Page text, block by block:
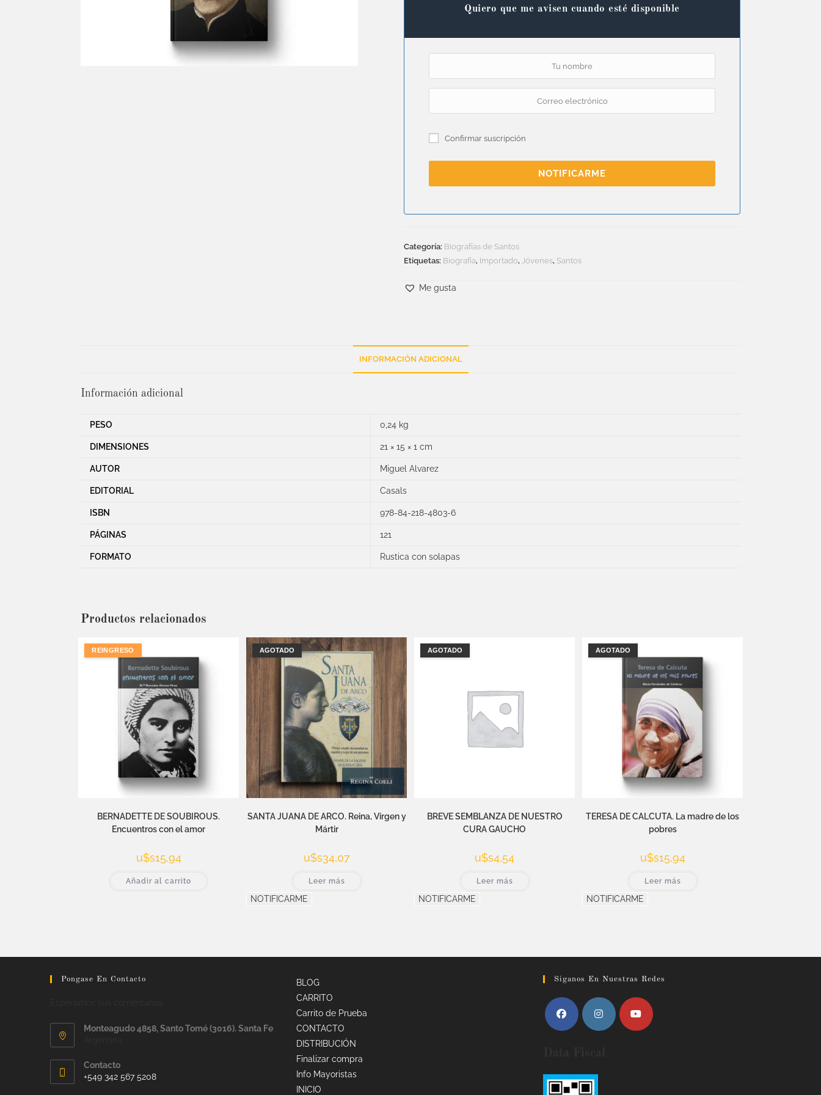
Quiero que me avisen cuando esté disponible
Confirmar suscripción
NOTIFICARME
Categoría: Biografías de Santos
Etiquetas: Biografía, Importado,Jóvenes,Santos
Me gusta
INFORMACIÓN ADICIONAL
Información adicional
PESO 0,24 kg
DIMENSIONES 21 × 15 × 1 cm
AUTOR Miguel Alvarez
EDITORIAL Casals
ISBN 978-84-218-4803-6
PÁGINAS 121
FORMATO Rustica con solapas
Productos relacionados
REINGRESO
BERNADETTE DE SOUBIROUS.
Encuentros con el amor
u$s15,94
Añadir al carrito
AGOTADO
SANTA JUANA DE ARCO. Reina, Virgen y
Mártir
u$s34,07
Leer más
NOTIFICARME
AGOTADO
BREVE SEMBLANZA DE NUESTRO
CURA GAUCHO
u$s4,54
Leer más
NOTIFICARME
AGOTADO
TERESA DE CALCUTA. La madre de los
pobres
u$s15,94
Leer más
NOTIFICARME
Pongase En Contacto
Monteagudo 4858, Santo Tomé (3016). Santa Fe
Contacto
+549 342 567 5208
BLOG
CARRITO
Carrito de Prueba
CONTACTO
DISTRIBUCIÓN
Finalizar compra
Info Mayoristas
INICIO
Siganos En Nuestras Redes